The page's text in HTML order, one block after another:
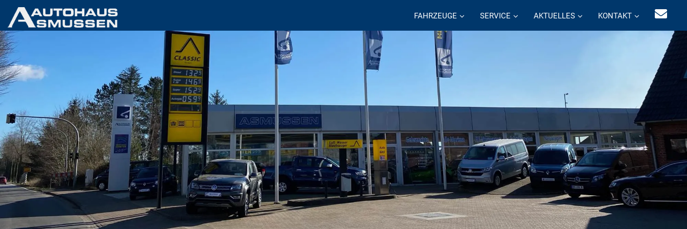
FAHRZEUGE SERVICE AKTUELLES KONTAKT